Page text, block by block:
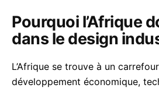
Pourquoi l’Afrique
dans le design
L’Afrique se trouve à un
développement économique,